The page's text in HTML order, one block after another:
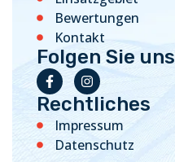
Bewertungen
Kontakt
Folgen Sie uns
Rechtliches
Impressum
Datenschutz